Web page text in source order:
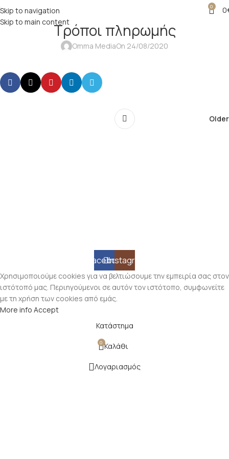
Skip to navigation
Skip to main content
0 0
Τρόποι πληρωμής
Omma MediaOn 24/08/2020
Older
Facebook
Instagram
Χρησιμοποιούμε cookies για να βελτιώσουμε την εμπειρία σας στον
ιστότοπό μας. Περιηγούμενοι σε αυτόν τον ιστότοπο, συμφωνείτε
με τη χρήση των cookies από εμάς.
More info Accept
Κατάστημα
0 Καλάθι
Λογαριασμός